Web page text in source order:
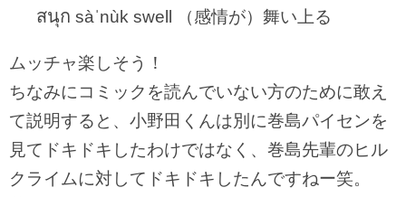
สนุก sàˈnùk swell （感情が）舞い上る
ムッチャ楽しそう！
ちなみにコミックを読んでいない方のために敢え
て説明すると、小野田くんは別に巻島パイセンを
見てドキドキしたわけではなく、巻島先輩のヒル
クライムに対してドキドキしたんですねー笑。